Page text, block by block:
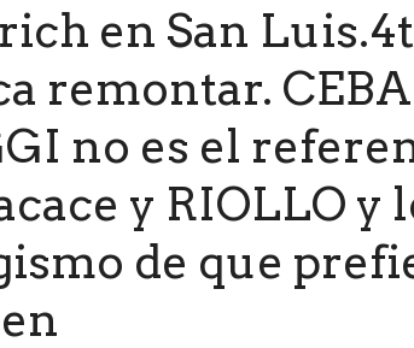
en San
remontar.
no es el
y RIOLLO y
de que